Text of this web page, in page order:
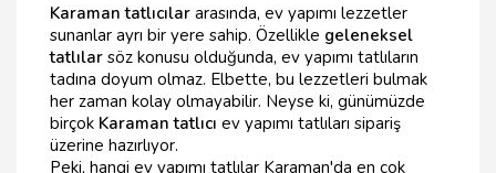
Karaman tatlıcılar arasında, ev yapımı lezzetler
sunanlar ayrı bir yere sahip. Özellikle geleneksel
tatlılar söz konusu olduğunda, ev yapımı tatlıların
tadına doyum olmaz. Elbette, bu lezzetleri bulmak
her zaman kolay olmayabilir. Neyse ki, günümüzde
birçok Karaman tatlıcı ev yapımı tatlıları sipariş
üzerine hazırlıyor.
Peki, hangi ev yapımı tatlılar Karaman'da en çok